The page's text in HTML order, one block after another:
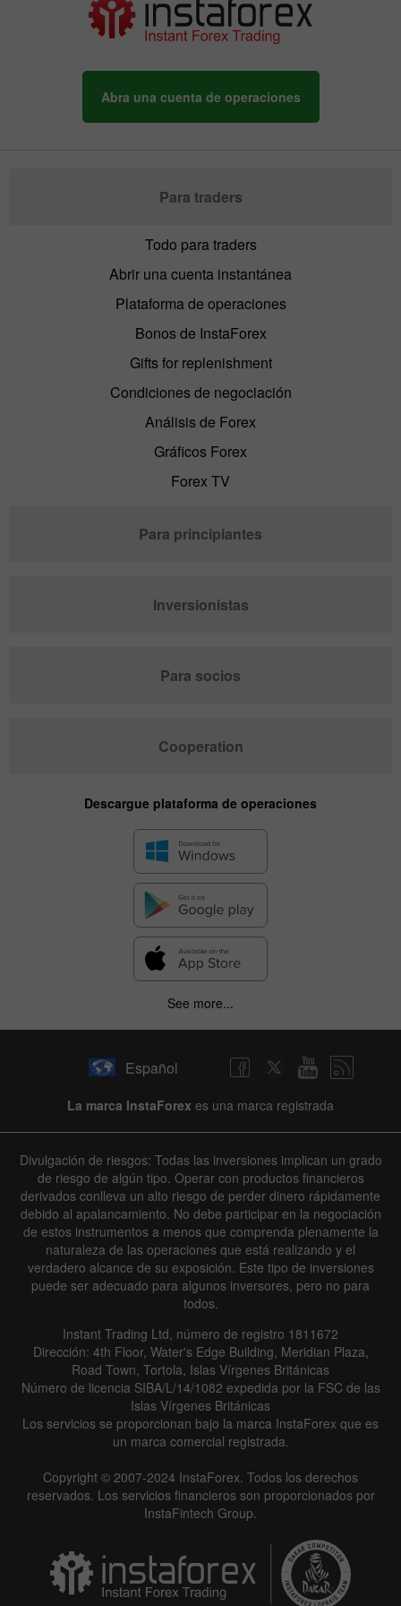
Abra una cuenta de operaciones
Para traders
Todo para traders
Abrir una cuenta instantánea
Plataforma de operaciones
Bonos de InstaForex
Gifts for replenishment
Condiciones de negociación
Análisis de Forex
Gráficos Forex
Forex TV
Para principiantes
Inversionistas
Para socios
Cooperation
Descargue plataforma de operaciones
See more...
Español
La marca InstaForex es una marca registrada
Divulgación de riesgos: Todas las inversiones implican un grado
de riesgo de algún tipo. Operar con productos financieros
derivados conlleva un alto riesgo de perder dinero rápidamente
debido al apalancamiento. No debe participar en la negociación
de estos instrumentos a menos que comprenda plenamente la
naturaleza de las operaciones que está realizando y el
verdadero alcance de su exposición. Este tipo de inversiones
puede ser adecuado para algunos inversores, pero no para
todos.
Instant Trading Ltd, número de registro 1811672
Dirección: 4th Floor, Water's Edge Building, Meridian Plaza,
Road Town, Tortola, Islas Vírgenes Británicas
Número de licencia SIBA/L/14/1082 expedida por la FSC de las
Islas Vírgenes Británicas
Los servicios se proporcionan bajo la marca InstaForex que es
un marca comercial registrada.
Copyright © 2007-2024 InstaForex. Todos los derechos
reservados. Los servicios financieros son proporcionados por
InstaFintech Group.